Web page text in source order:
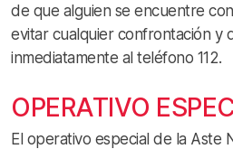
de que alguien se encuentre
evitar cualquier confrontación y
inmediatamente al teléfono 112.
OPERATIVO
El operativo especial de la Aste